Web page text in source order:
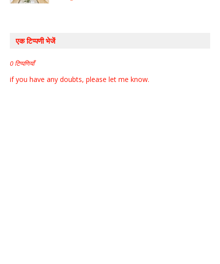
एक टिप्पणी भेजें
0 टिप्पणियाँ
if you have any doubts, please let me know.